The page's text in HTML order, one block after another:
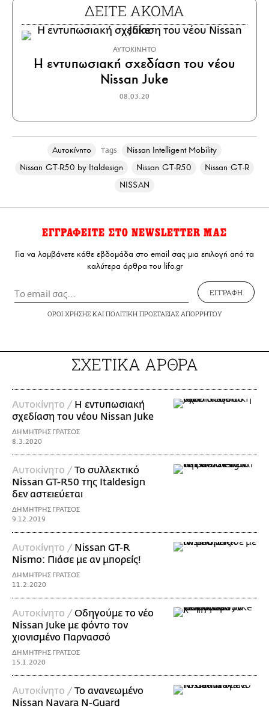
ΔΕΙΤΕ ΑΚΟΜΑ
ΑΥΤΟΚΙΝΗΤΟ
Η εντυπωσιακή σχεδίαση του νέου
Nissan Juke
08.03.20
Αυτοκίνητο Tags
Nissan Intelligent Mobility
Nissan GT-R50 by Italdesign
Nissan GT-R50
Nissan GT-R
NISSAN
ΕΓΓΡΑΦΕΙΤΕ ΣΤΟ NEWSLETTER ΜΑΣ
Για να λαμβάνετε κάθε εβδομάδα στο email σας μια επιλογή από τα
καλύτερα άρθρα του lifo.gr
ΕΓΓΡΑΦΗ
ΟΡΟΙ ΧΡΗΣΗΣΚΑΙ ΠΟΛΙΤΙΚΗ ΠΡΟΣΤΑΣΙΑΣ ΑΠΟΡΡΗΤΟΥ
ΣΧΕΤΙΚΑ ΑΡΘΡΑ
Αυτοκίνητο / Η εντυπωσιακή
σχεδίαση του νέου Nissan Juke
ΔΗΜΗΤΡΗΣ ΓΡΑΤΣΟΣ
8.3.2020
Αυτοκίνητο /Το συλλεκτικό
Nissan GT-R50 της Italdesign
δεν αστειεύεται
ΔΗΜΗΤΡΗΣ ΓΡΑΤΣΟΣ
9.12.2019
Αυτοκίνητο / Nissan GT-R
Nismo: Πιάσε με αν μπορείς!
ΔΗΜΗΤΡΗΣ ΓΡΑΤΣΟΣ
11.2.2020
Αυτοκίνητο /Οδηγούμε το νέο
Nissan Juke με φόντο τον
χιονισμένο Παρνασσό
ΔΗΜΗΤΡΗΣ ΓΡΑΤΣΟΣ
15.1.2020
Αυτοκίνητο /Το ανανεωμένο
Nissan Navara N-Guard